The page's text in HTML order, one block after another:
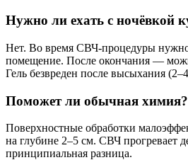
Нужно ли ехать с ночёвкой
Нет. Во время СВЧ-процедуры
помещение. После окончания —
Гель безвреден после высыхания
Поможет ли обычная химия?
Поверхностные обработки
на глубине 2–5 см. СВЧ прогревает
принципиальная разница.